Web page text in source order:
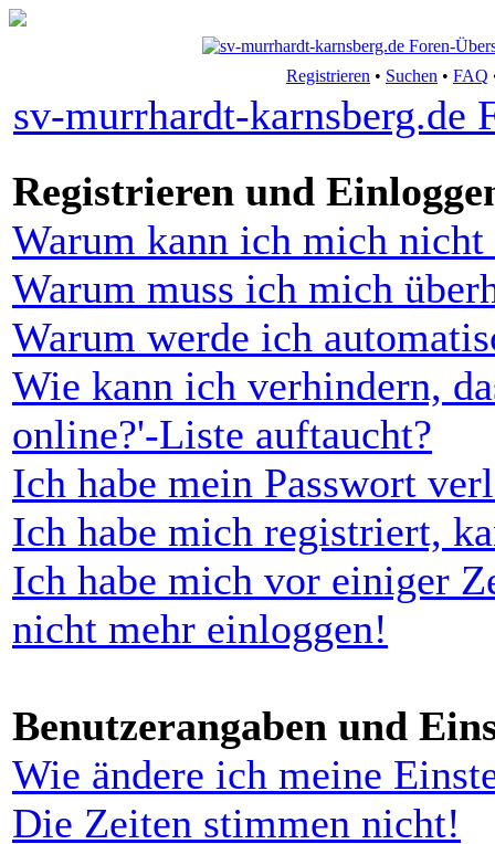
Registrieren • Suchen • FAQ
sv-murrhardt-karnsberg.de
Registrieren und
Warum kann ich mich nicht
Warum muss ich mich
Warum werde ich
Wie kann ich verhindern,
online?'-Liste auftaucht?
Ich habe mein Passwort
Ich habe mich registriert,
Ich habe mich vor einiger
nicht mehr einloggen!
Benutzerangaben und
Wie ändere ich meine
Die Zeiten stimmen nicht!